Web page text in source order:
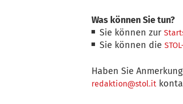
Was können Sie tun?
Sie können zur
Sie können die
Haben Sie
redaktion@stol.it